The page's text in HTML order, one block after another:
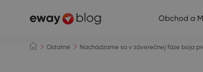
Obchod a
Ostatné Nachádzame sa v záverečnej fáze boja